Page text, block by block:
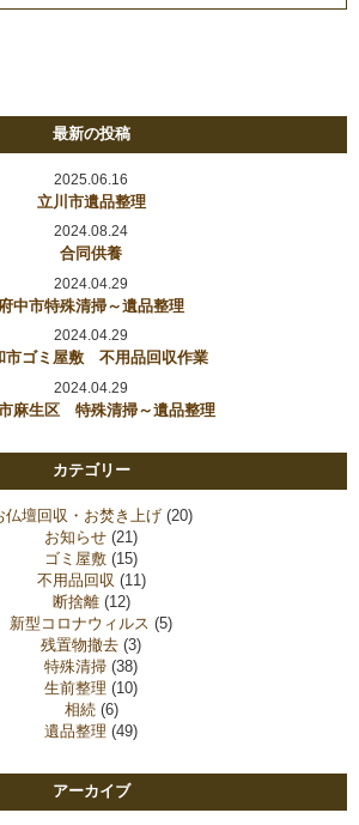
最新の投稿
2025.06.16
立川市遺品整理
2024.08.24
合同供養
2024.04.29
府中市特殊清掃～遺品整理
2024.04.29
市ゴミ屋敷 不用品回収作業
2024.04.29
麻生区 特殊清掃～遺品整理
カテゴリー
仏壇回収・お焚き上げ(20)
お知らせ (21)
ゴミ屋敷 (15)
不用品回収 (11)
断捨離(12)
新型コロナウィルス (5)
残置物撤去 (3)
特殊清掃 (38)
生前整理 (10)
相続(6)
遺品整理 (49)
アーカイブ